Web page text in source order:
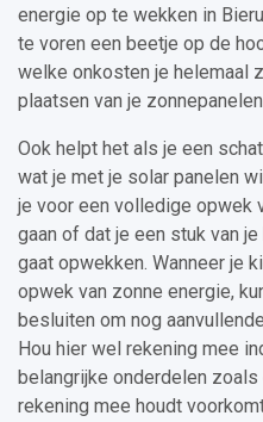
energie op te wekken in
te voren een beetje op de
welke onkosten je helemaal
plaatsen van je
Ook helpt het als je een
wat je met je solar panelen
je voor een volledige opwek
gaan of dat je een stuk van
gaat opwekken. Wanneer je
opwek van zonne energie,
besluiten om nog
Hou hier wel rekening mee
belangrijke onderdelen
rekening mee houdt